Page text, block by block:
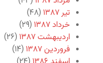
تیر ۱۳۸۷
(۴۸)
خرداد ۱۳۸۷
(۲۹)
اردیبهشت ۱۳۸۷
(۲۶)
فروردین ۱۳۸۷
(۱۴)